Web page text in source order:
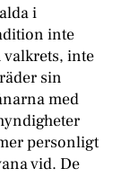
i
inte
inte
sin
med
personligt
vid. De